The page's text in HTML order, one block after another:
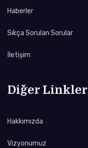
Haberler
Sıkça Sorulan Sorular
İletişim
Diğer Linkler
Hakkımızda
Vizyonumuz